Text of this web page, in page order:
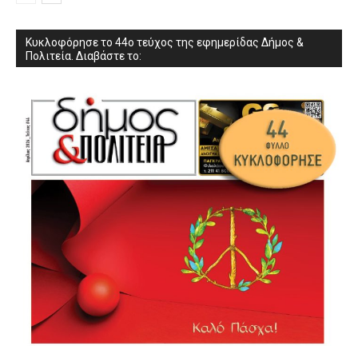
Κυκλοφόρησε το 44ο τεύχος της εφημερίδας Δήμος &
Πολιτεία. Διαβάστε το: